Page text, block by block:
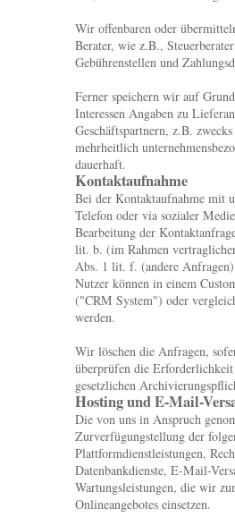
Wir offenbaren oder
Berater, wie z.B.,
Gebührenstellen und
Ferner speichern wir auf
Interessen Angaben zu
Geschäftspartnern, z.B.
mehrheitlich
dauerhaft.
Kontaktaufnahme
Bei der Kontaktaufnahme mit
Telefon oder via sozialer
Bearbeitung der
lit. b. (im Rahmen
Abs. 1 lit. f. (andere
Nutzer können in einem
("CRM System") oder
werden.
Wir löschen die Anfragen,
überprüfen die
gesetzlichen
Hosting und E-Mail-
Die von uns in Anspruch
Zurverfügungstellung der
Plattformdienstleistungen,
Datenbankdienste, E-Mail-
Wartungsleistungen, die wir
Onlineangebotes einsetzen.